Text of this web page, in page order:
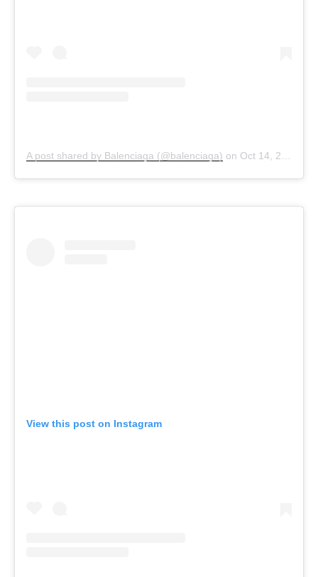
A post shared by Balenciaga (@balenciaga) on Oct 14, 2020 at 6:11am PDT
View this post on Instagram